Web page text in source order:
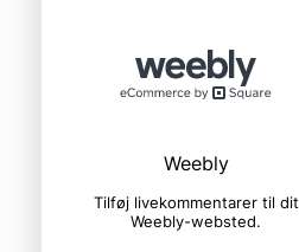
Weebly
Tilføj livekommentarer til dit
Weebly-websted.